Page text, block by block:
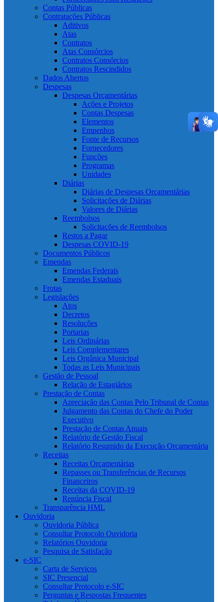
Contas Públicas
Contratações Públicas
Aditivos
Atas
Contratos
Atas Consórcios
Contratos Consórcios
Contratos Rescindidos
Dados Abertos
Despesas
Despesas Orçamentárias
Ações e Projetos
Contas Despesas
Elementos
Empenhos
Fonte de Recursos
Fornecedores
Funções
Programas
Unidades
Diárias
Diárias de Despesas Orçamentárias
Solicitações de Diárias
Valores de Diárias
Reembolsos
Solicitações de Reembolsos
Restos a Pagar
Despesas COVID-19
Documentos Públicos
Emendas
Emendas Federais
Emendas Estaduais
Frotas
Legislações
Atos
Decretos
Resoluções
Portarias
Leis Ordinárias
Leis Complementares
Leis Orgânica Municipal
Todas as Leis Municipais
Gestão de Pessoal
Relação de Estagiários
Prestação de Contas
Apreciação das Contas Pelo Tribunal de Contas
Julgamento das Contas do Chefe do Poder
Executivo
Prestação de Contas Anuais
Relatório de Gestão Fiscal
Relatório Resumido da Execução Orçamentária
Receitas
Receitas Orçamentárias
Repasses ou Transferências de Recursos
Financeiros
Receitas da COVID-19
Renúncia Fiscal
Transparência HML
Ouvidoria
Ouvidoria Pública
Consultar Protocolo Ouvidoria
Relatórios Ouvidoria
Pesquisa de Satisfação
e-SIC
Carta de Serviços
SIC Presencial
Consultar Protocolo e-SIC
Perguntas e Respostas Frequentes